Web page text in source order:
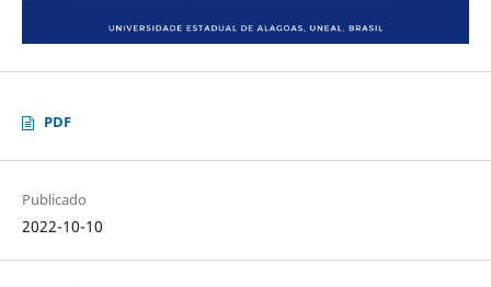
PDF
Publicado
2022-10-10